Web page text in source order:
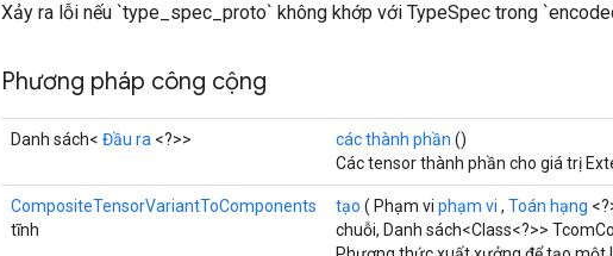
Xảy ra lỗi nếu `type_spec_proto` không khớp với TypeSpec trong
Phương pháp công cộng
Danh sách< Đầu ra <?>> các thành phần ()
Các tensor thành phần cho giá trị
CompositeTensorVariantToComponents
tĩnh
tạo ( Phạm vi phạm vi , Toán hạng
chuỗi, Danh sách<Class<?>>